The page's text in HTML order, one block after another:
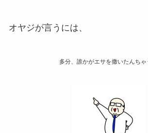
オヤジが言うには、
多分、誰かがエサを撒いたんちゃ